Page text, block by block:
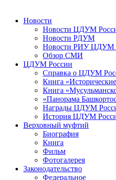
Новости
Новости ЦДУМ
Новости РДУМ
Новости РИУ ЦДУМ
Обзор СМИ
ЦДУМ России
Справка о ЦДУМ
Книга
Книга
«Панорама
Награды ЦДУМ
История ЦДУМ
Верховный муфтий
Биография
Книга
Фильм
Фотогалерея
Законодательство
Федеральное